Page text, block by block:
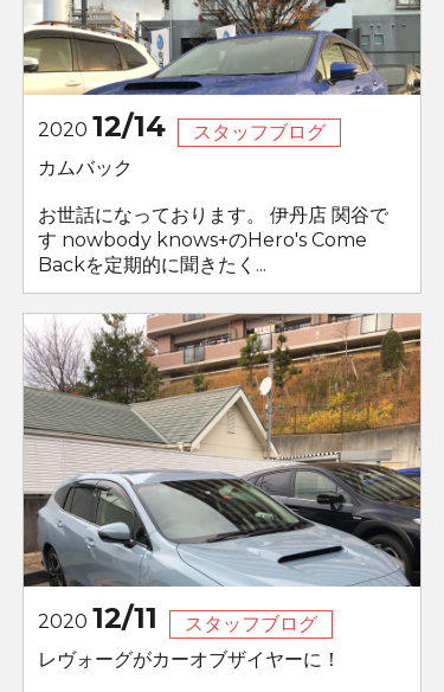
2020 12/14
スタッフブログ
カムバック
お世話になっております。 伊丹店 関谷で
す nowbody knows+のHero's Come
Backを定期的に聞きたく...
2020 12/11
スタッフブログ
レヴォーグがカーオブザイヤーに！